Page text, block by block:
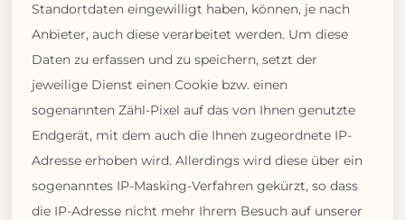
Standortdaten eingewilligt haben, können, je nach
Anbieter, auch diese verarbeitet werden. Um diese
Daten zu erfassen und zu speichern, setzt der
jeweilige Dienst einen Cookie bzw. einen
sogenannten Zähl-Pixel auf das von Ihnen genutzte
Endgerät, mit dem auch die Ihnen zugeordnete IP-
Adresse erhoben wird. Allerdings wird diese über ein
sogenanntes IP-Masking-Verfahren gekürzt, so dass
die IP-Adresse nicht mehr Ihrem Besuch auf unserer